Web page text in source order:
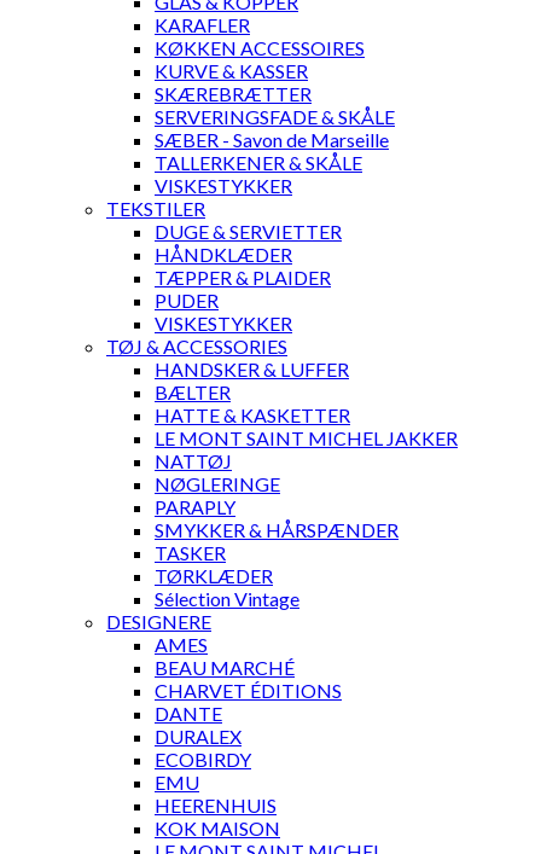
KARAFLER
KØKKEN ACCESSOIRES
KURVE & KASSER
SKÆREBRÆTTER
SERVERINGSFADE & SKÅLE
SÆBER - Savon de Marseille
TALLERKENER & SKÅLE
VISKESTYKKER
TEKSTILER
DUGE & SERVIETTER
HÅNDKLÆDER
TÆPPER & PLAIDER
PUDER
VISKESTYKKER
TØJ & ACCESSORIES
HANDSKER & LUFFER
BÆLTER
HATTE & KASKETTER
LE MONT SAINT MICHEL JAKKER
NATTØJ
NØGLERINGE
PARAPLY
SMYKKER & HÅRSPÆNDER
TASKER
TØRKLÆDER
Sélection Vintage
DESIGNERE
AMES
BEAU MARCHÉ
CHARVET ÉDITIONS
DANTE
DURALEX
ECOBIRDY
EMU
HEERENHUIS
KOK MAISON